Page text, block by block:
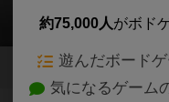
33 7
約75,000人がボド
遊んだボード
気になるゲーム